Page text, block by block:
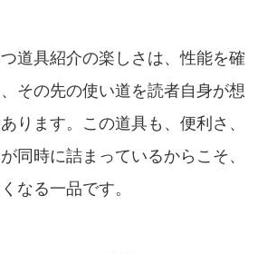
道具紹介の楽しさは、性能を確
その先の使い道を読者自身が想
ります。この道具も、便利さ、
同時に詰まっているからこそ、
なる一品です。